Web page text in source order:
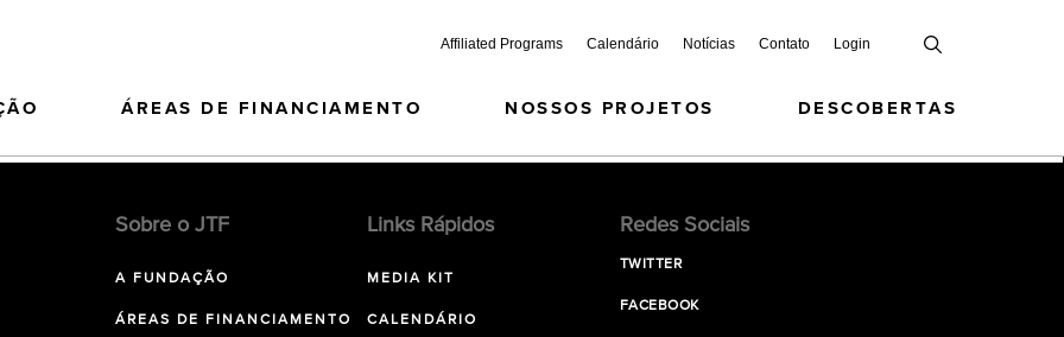
Affiliated Programs Calendário Notícias Contato Login
ÁREAS DE FINANCIAMENTO NOSSOS PROJETOS DESCOBERTAS
Sobre o JTF
A FUNDAÇÃO
ÁREAS DE FINANCIAMENTO
Links Rápidos
MEDIA KIT
CALENDÁRIO
Redes Sociais
TWITTER
FACEBOOK